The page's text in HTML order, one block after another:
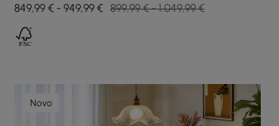
849,99 € - 949,99 € 899,99 € - 1.049,99 €
Novo